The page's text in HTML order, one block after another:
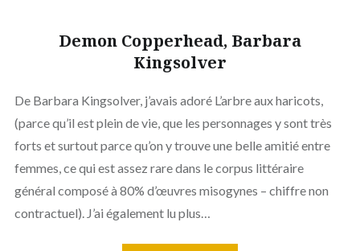
Demon Copperhead, Barbara
Kingsolver
De Barbara Kingsolver, j’avais adoré L’arbre aux haricots,
(parce qu’il est plein de vie, que les personnages y sont très
forts et surtout parce qu’on y trouve une belle amitié entre
femmes, ce qui est assez rare dans le corpus littéraire
général composé à 80% d’œuvres misogynes – chiffre non
contractuel). J’ai également lu plus…